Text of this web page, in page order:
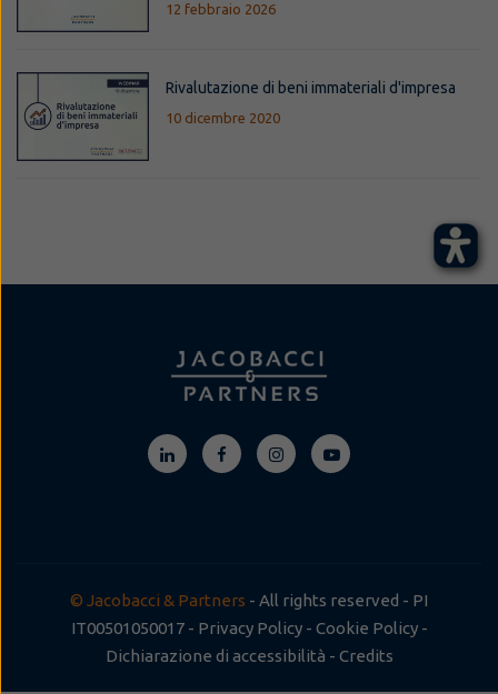
12 febbraio 2026
Rivalutazione di beni immateriali d'impresa
10 dicembre 2020
© Jacobacci & Partners - All rights reserved - PI
IT00501050017 - Privacy Policy- Cookie Policy-
Dichiarazione di accessibilità - Credits